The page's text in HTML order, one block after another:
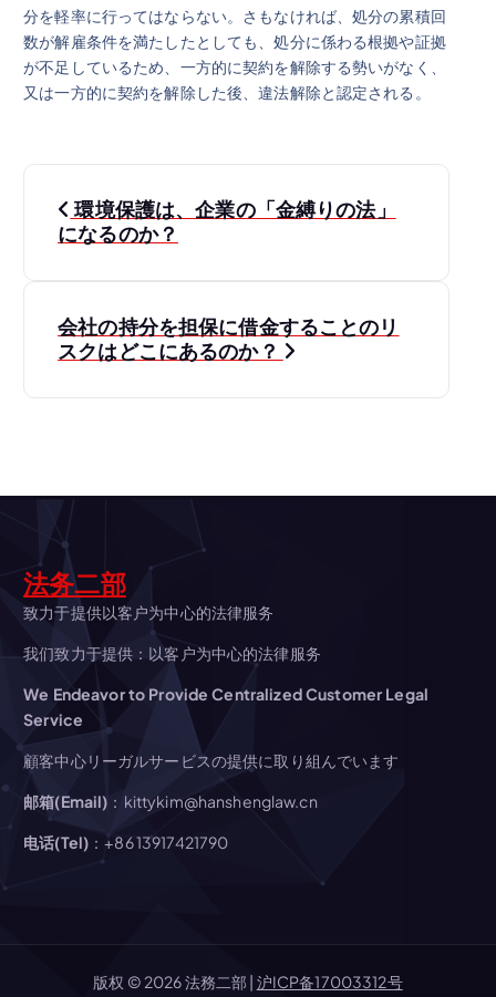
分を軽率に行ってはならない。さもなければ、処分の累積回
数が解雇条件を満たしたとしても、処分に係わる根拠や証拠
が不足しているため、一方的に契約を解除する勢いがなく、
又は一方的に契約を解除した後、違法解除と認定される。
投
稿
ビ
シ
ョ
ン
環境保護は、企業の「金縛りの法」
になるのか？
会社の持分を担保に借金することのリ
スクはどこにあるのか？
法务二部
致力于提供以客户为中心的法律服务
我们致力于提供：以客户为中心的法律服务
We Endeavor to Provide Centralized Customer Legal
Service
顧客中心リーガルサービスの提供に取り組んでいます
邮箱(Email) ：kittykim@hanshenglaw.cn
电话(Tel) ：+86 13917421790
版权 © 2026 法務二部 | 沪ICP备17003312号